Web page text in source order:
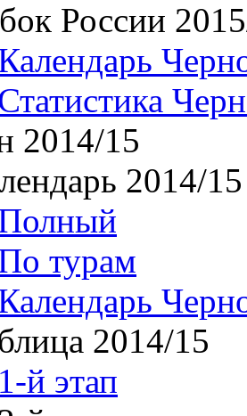
России
2014/15
2014/15
турам
2014/15
1-й этап